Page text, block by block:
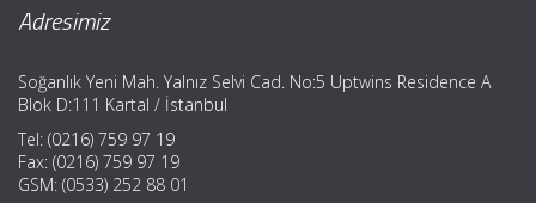
Adresimiz
Soğanlık Yeni Mah. Yalnız Selvi Cad. No:5 Uptwins Residence A
Blok D:111 Kartal / İstanbul
Tel: (0216) 759 97 19
Fax: (0216) 759 97 19
GSM: (0533) 252 88 01